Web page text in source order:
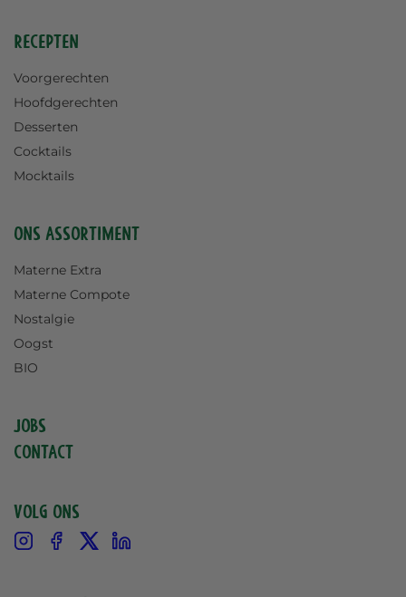
Recepten
Voorgerechten
Hoofdgerechten
Desserten
Cocktails
Mocktails
Ons assortiment
Materne Extra
Materne Compote
Nostalgie
Oogst
BIO
Jobs
Contact
Volg ons
InstagramFacebook
X Linkedin